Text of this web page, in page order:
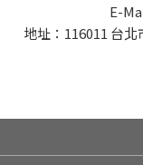
E-
地址：116011 台